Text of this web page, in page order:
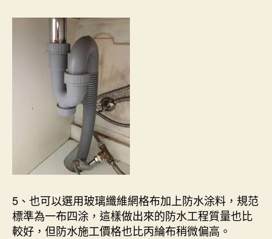
5、也可以選用玻璃纖維網格布加上防水涂料，規范
標準為一布四涂，這樣做出來的防水工程質量也比
較好，但防水施工價格也比丙綸布稍微偏高。